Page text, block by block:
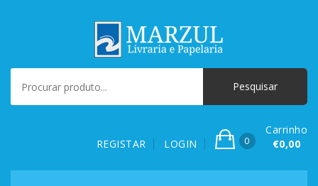
REGISTAR LOGIN 0
Carrinho
€0,00